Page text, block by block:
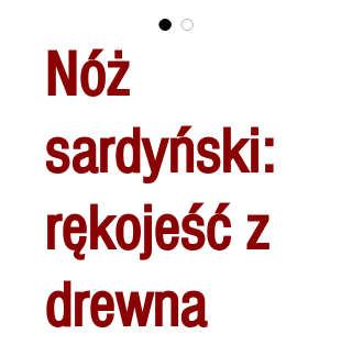
Nóż
sardyński:
rękojeść z
drewna